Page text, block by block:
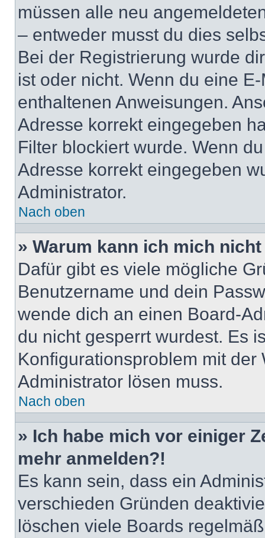
müssen alle neu
– entweder musst du dies
Bei der Registrierung wurde
ist oder nicht. Wenn du eine
enthaltenen Anweisungen.
Adresse korrekt eingegeben
Filter blockiert wurde. Wenn
Adresse korrekt eingegeben
Administrator.
Nach oben
» Warum kann ich mich
Dafür gibt es viele mögliche
Benutzername und dein
wende dich an einen Board-
du nicht gesperrt wurdest. Es
Konfigurationsproblem mit
Administrator lösen muss.
Nach oben
» Ich habe mich vor einiger
mehr anmelden?!
Es kann sein, dass ein
verschieden Gründen
löschen viele Boards